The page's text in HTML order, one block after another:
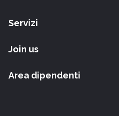
Servizi
Join us
Area dipendenti